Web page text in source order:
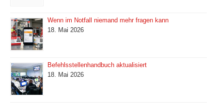
Wenn im Notfall niemand mehr fragen kann
18. Mai 2026
Befehlsstellenhandbuch aktualisiert
18. Mai 2026